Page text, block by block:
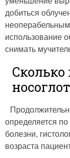
добиться
использование
снимать
определяется
болезни,
возраста